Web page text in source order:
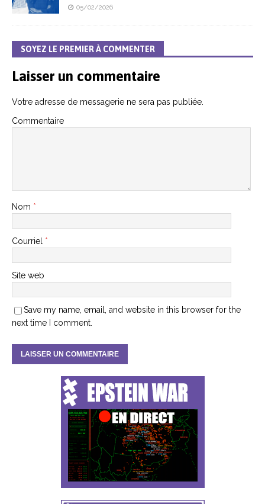
05/02/2026
SOYEZ LE PREMIER À COMMENTER
Laisser un commentaire
Votre adresse de messagerie ne sera pas publiée.
Commentaire
Nom *
Courriel *
Site web
Save my name, email, and website in this browser for the
next time I comment.